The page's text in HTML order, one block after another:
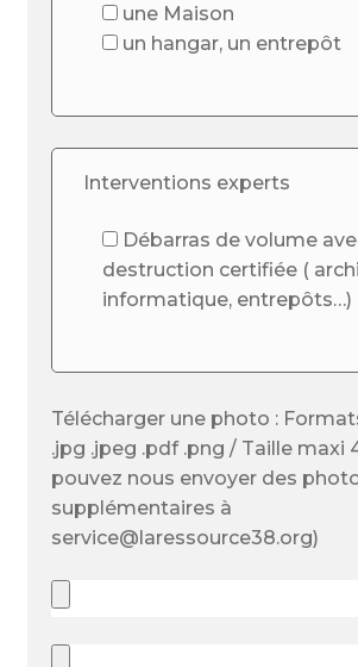
une Maison
un hangar, un entrepôt
Interventions experts
Débarras de volume
destruction certifiée (
informatique, entrepôts…)
Télécharger une photo :
.jpg .jpeg .pdf .png / Taille maxi
pouvez nous envoyer des
supplémentaires à
service@laressource38.org)